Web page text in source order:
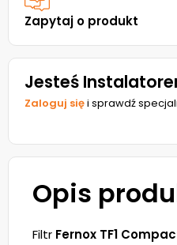
Zapytaj o produkt
Jesteś
Zaloguj sięi sprawdź
Opis
Filtr Fernox TF1